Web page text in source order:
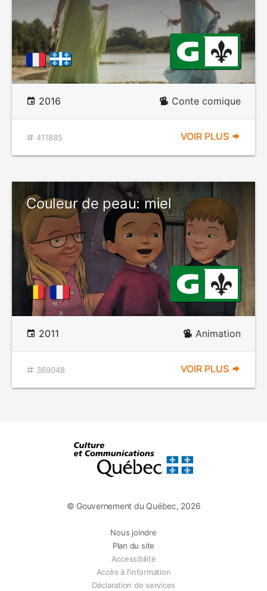
2016 Conte comique
411885 VOIR PLUS
Couleur de peau: miel
2011 Animation
369048 VOIR PLUS
© Gouvernement du Québec, 2026
Nous joindre
Plan du site
Accessibilité
Accès à l'information
Déclaration de services